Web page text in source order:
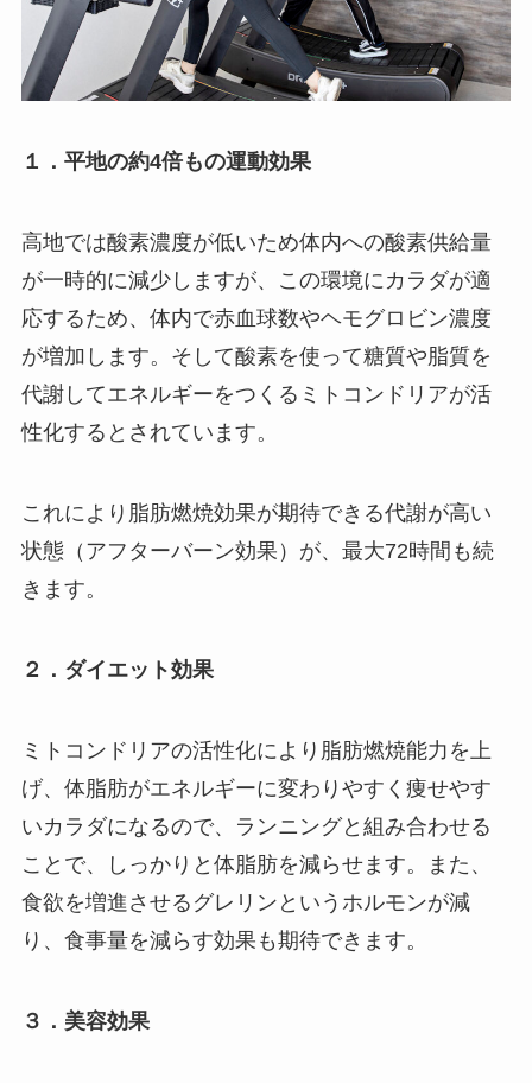
１．平地の約4倍もの運動効果
高地では酸素濃度が低いため体内への酸素供給量
が一時的に減少しますが、この環境にカラダが適
応するため、体内で赤血球数やヘモグロビン濃度
が増加します。そして酸素を使って糖質や脂質を
代謝してエネルギーをつくるミトコンドリアが活
性化するとされています。
これにより脂肪燃焼効果が期待できる代謝が高い
状態（アフターバーン効果）が、最大72時間も続
きます。
２．ダイエット効果
ミトコンドリアの活性化により脂肪燃焼能力を上
げ、体脂肪がエネルギーに変わりやすく痩せやす
いカラダになるので、ランニングと組み合わせる
ことで、しっかりと体脂肪を減らせます。また、
食欲を増進させるグレリンというホルモンが減
り、食事量を減らす効果も期待できます。
３．美容効果